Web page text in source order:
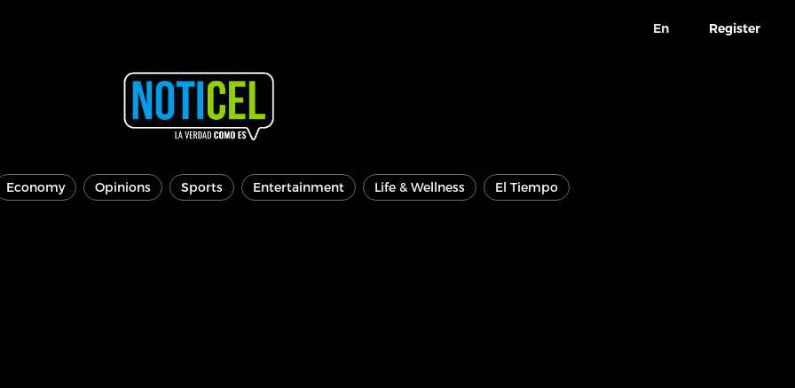
En Register
Economy Opinions Sports Entertainment Life & Wellness El Tiempo